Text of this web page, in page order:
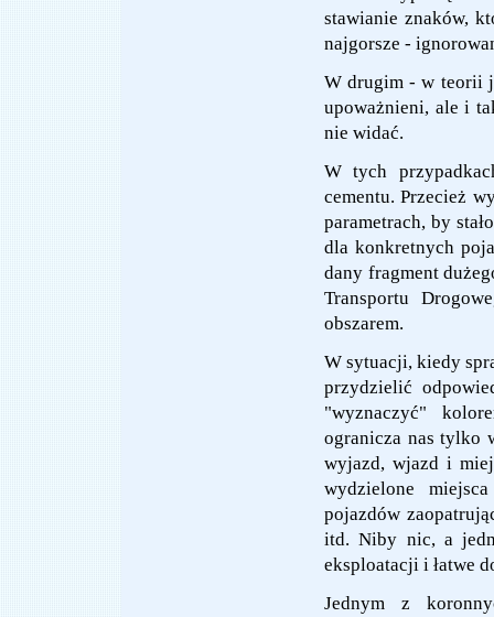
stawianie znaków,
najgorsze -
W drugim - w teorii
upoważnieni, ale i
nie widać.
W tych
cementu. Przecież
parametrach, by
dla konkretnych
dany fragment
Transportu
obszarem.
W sytuacji, kiedy
przydzielić
"wyznaczyć"
ogranicza nas tylko
wyjazd, wjazd i
wydzielone
pojazdów
itd. Niby nic, a
eksploatacji i łatwe
Jednym z